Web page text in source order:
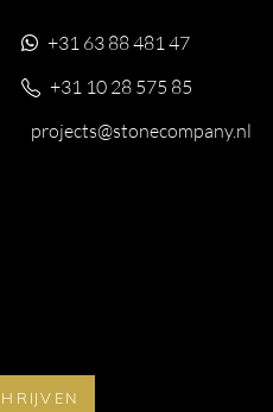
+31 63 88 481 47
+31 10 28 575 85
projects@stonecompany.nl